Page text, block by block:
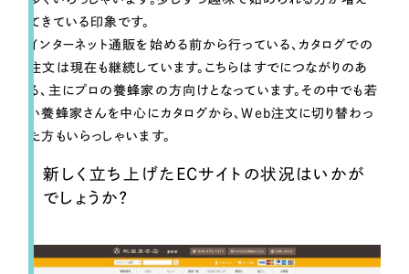
てきている印象です。
インターネット通販を始める前から行っている、カタログでの
注文は現在も継続しています。こちらはすでにつながりのあ
る、主にプロの養蜂家の方向けとなっています。その中でも若
い養蜂家さんを中心にカタログから、Web注文に切り替わっ
た方もいらっしゃいます。
新しく立ち上げたECサイトの状況はいかが
でしょうか？